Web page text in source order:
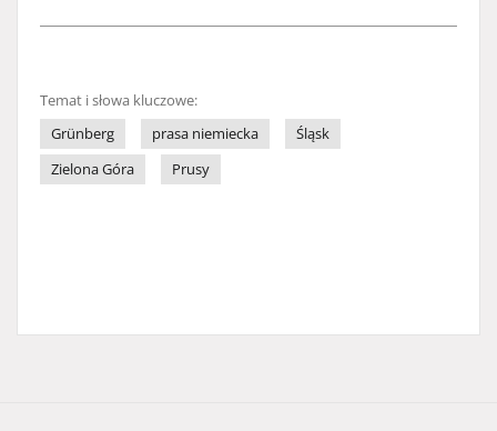
Temat i słowa kluczowe:
Grünberg
prasa niemiecka
Śląsk
Zielona Góra
Prusy